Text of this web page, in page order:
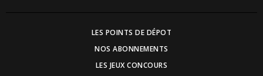
LES POINTS DE DÉPOT
NOS ABONNEMENTS
LES JEUX CONCOURS